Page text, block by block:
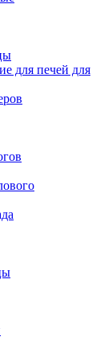
для печей для